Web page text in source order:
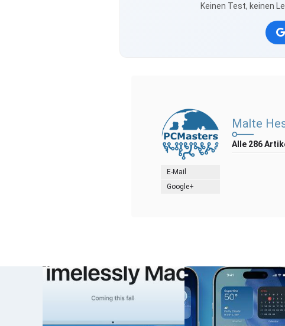
Keinen Test, keinen
E-Mail
Google+
Malte
Alle 286